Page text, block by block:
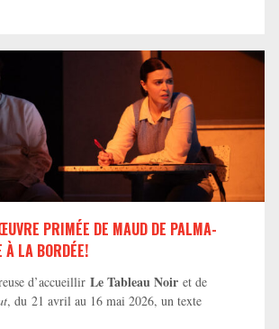
PRIMÉE DE MAUD DE PALMA-
À LA BORDÉE!
d’accueillir Le Tableau Noir et de
, du 21 avril au 16 mai 2026, un texte